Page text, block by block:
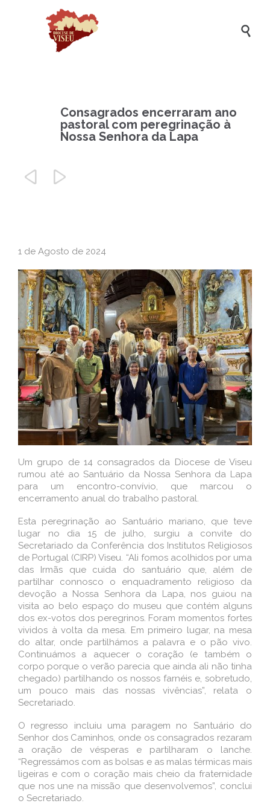

Consagrados encerraram ano
pastoral com peregrinação à
Nossa Senhora da Lapa
 
1 de Agosto de 2024
Um grupo de 14 consagrados da Diocese de Viseu
rumou até ao Santuário da Nossa Senhora da Lapa
para um encontro-convívio, que marcou o
encerramento anual do trabalho pastoral.
Esta peregrinação ao Santuário mariano, que teve
lugar no dia 15 de julho, surgiu a convite do
Secretariado da Conferência dos Institutos Religiosos
de Portugal (CIRP) Viseu. “Ali fomos acolhidos por uma
das Irmãs que cuida do santuário que, além de
partilhar connosco o enquadramento religioso da
devoção a Nossa Senhora da Lapa, nos guiou na
visita ao belo espaço do museu que contém alguns
dos ex-votos dos peregrinos. Foram momentos fortes
vividos à volta da mesa. Em primeiro lugar, na mesa
do altar, onde partilhámos a palavra e o pão vivo.
Continuámos a aquecer o coração (e também o
corpo porque o verão parecia que ainda ali não tinha
chegado) partilhando os nossos farnéis e, sobretudo,
um pouco mais das nossas vivências”, relata o
Secretariado.
O regresso incluiu uma paragem no Santuário do
Senhor dos Caminhos, onde os consagrados rezaram
a oração de vésperas e partilharam o lanche.
“Regressámos com as bolsas e as malas térmicas mais
ligeiras e com o coração mais cheio da fraternidade
que nos une na missão que desenvolvemos”, conclui
o Secretariado.